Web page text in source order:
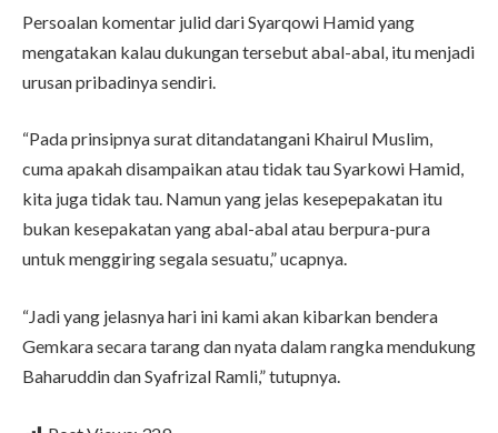
Persoalan komentar julid dari Syarqowi Hamid yang
mengatakan kalau dukungan tersebut abal-abal, itu menjadi
urusan pribadinya sendiri.
“Pada prinsipnya surat ditandatangani Khairul Muslim,
cuma apakah disampaikan atau tidak tau Syarkowi Hamid,
kita juga tidak tau. Namun yang jelas kesepepakatan itu
bukan kesepakatan yang abal-abal atau berpura-pura
untuk menggiring segala sesuatu,” ucapnya.
“Jadi yang jelasnya hari ini kami akan kibarkan bendera
Gemkara secara tarang dan nyata dalam rangka mendukung
Baharuddin dan Syafrizal Ramli,” tutupnya.